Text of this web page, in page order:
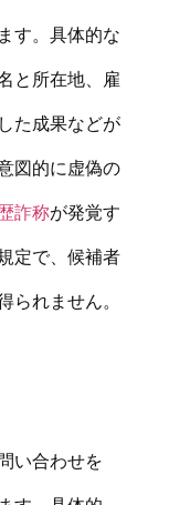
す。具体的な
と所在地、雇
た成果などが
図的に虚偽の
詐称が発覚す
定で、候補者
れません。
い合わせを